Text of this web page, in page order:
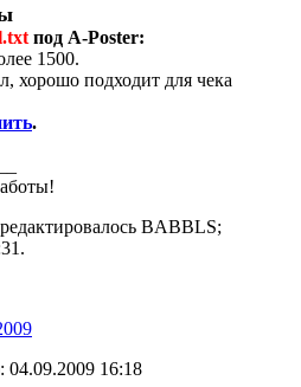
под A-Poster:
1500.
хорошо подходит для чека
.
BABBLS;
.
04.09.2009 16:18